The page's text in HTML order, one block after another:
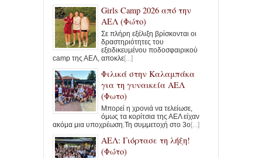
Girls Camp 2026 από την
ΑΕΛ (Φώτο)
Σε πλήρη εξέλιξη βρίσκονται οι
δραστηριότητες του
εξειδικευμένου ποδοσφαιρικού
camp της ΑΕΛ, αποκλε[...]
Φιλικά στην Καλαμπάκα
για τη γυναικεία ΑΕΛ
(Φωτο)
Μπορεί η χρονιά να τελείωσε,
όμως τα κορίτσια της ΑΕΛ είχαν
ακόμα μια υποχρέωση.Τη συμμετοχή στο 3ο[...]
ΑΕΛ: Γιόρτασε τη λήξη!
(Φώτο)